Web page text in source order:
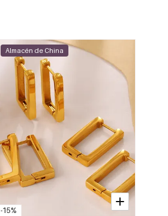
-15%
Almacén de China